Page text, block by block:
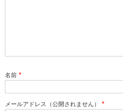
名前 *
メールアドレス（公開されません） *